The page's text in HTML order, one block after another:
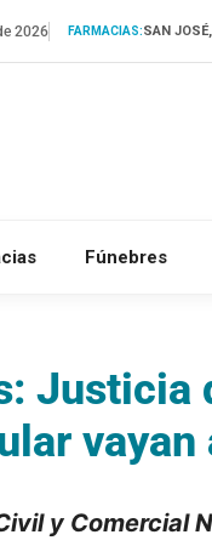
2026 FARMACIAS:SAN
Fúnebres
Justicia
vayan
y Comercial